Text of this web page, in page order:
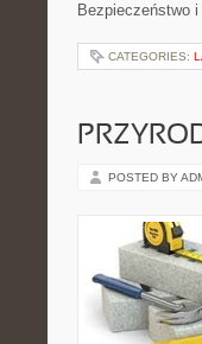
Bezpieczeństwo
CATEGORIES:
POSTED BY